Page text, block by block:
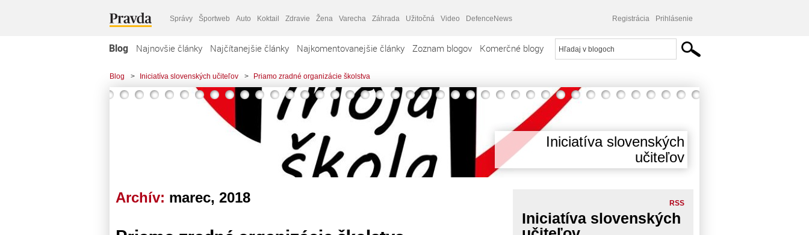
Správy Športweb Auto Koktail Zdravie Žena Varecha Záhrada Užitočná Video DefenceNews Registrácia Prihlásenie
Blog Najnovšie články Najčítanejšie články Najkomentovanejšie články Zoznam blogov Komerčné blogy
Blog > Iniciatíva slovenských učiteľov > Priamo zradné organizácie školstva
Iniciatíva slovenských
učiteľov
Archív: marec, 2018 RSS
Iniciatíva slovenských